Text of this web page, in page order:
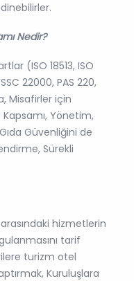
Nedir?
(ISO 18513, ISO
22000, PAS 220,
Misafirler için
Kapsamı, Yönetim,
Güvenliğini de
Sürekli
hizmetlerin
tarif
turizm otel
Kuruluşlara